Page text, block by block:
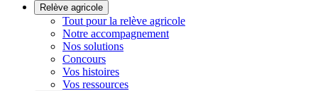
Relève agricole
Tout pour la relève agricole
Notre accompagnement
Nos solutions
Concours
Vos histoires
Vos ressources